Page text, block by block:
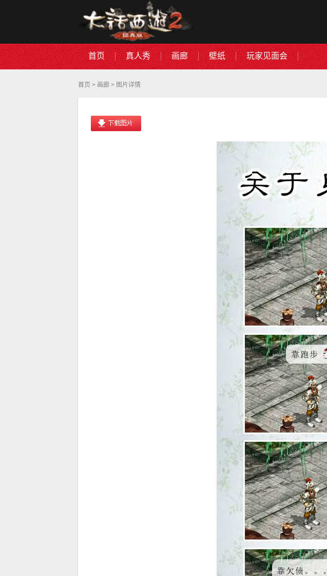
首页 真人秀 画廊 壁纸 玩家见面会
首页 > 画廊 > 图片详情